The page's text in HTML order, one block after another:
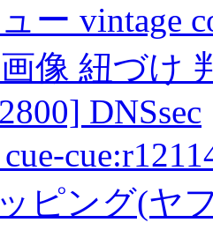
ー vintage
像 紐づけ
DNSsec
ピング(ヤ